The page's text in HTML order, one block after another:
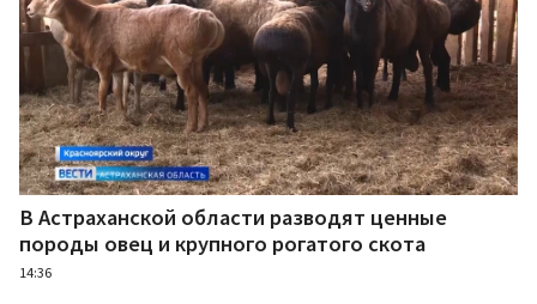
В Астраханской области разводят ценные
породы овец и крупного рогатого скота
14:36